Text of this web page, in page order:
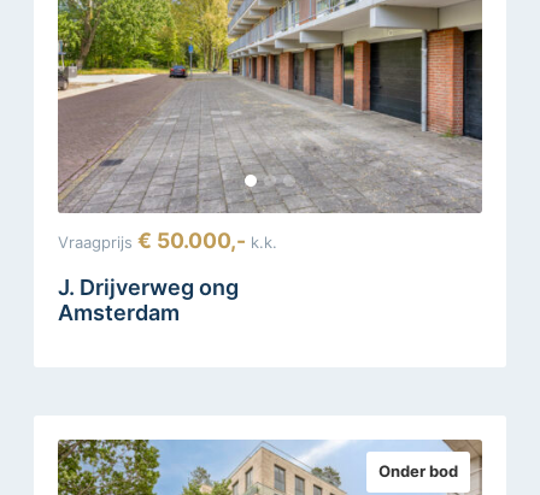
Vraagprijs € 50.000,- k.k.
J. Drijverweg ong
Amsterdam
Onder bod